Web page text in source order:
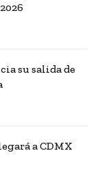
su salida de
a CDMX